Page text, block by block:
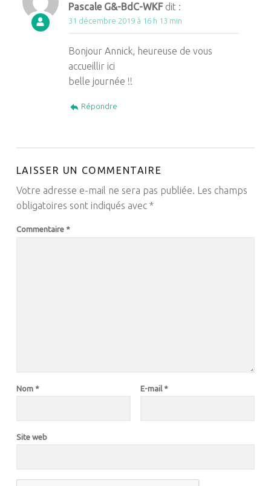
Pascale G&-BdC-WKF dit :
31 décembre 2019 à 16 h 13 min
Bonjour Annick, heureuse de vous
accueillir ici
belle journée !!
Répondre
LAISSER UN COMMENTAIRE
Votre adresse e-mail ne sera pas publiée.
Les champs
obligatoires sont indiqués avec *
Commentaire *
Nom * E-mail *
Site web